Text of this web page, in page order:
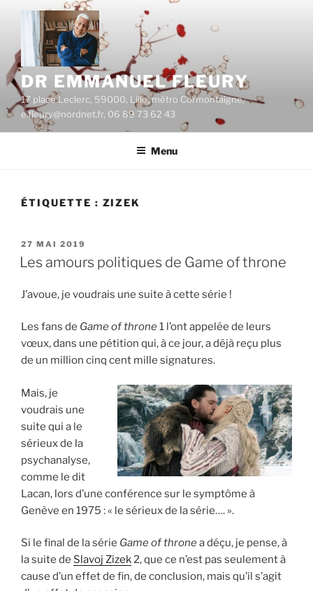
Aller
contenu
principal
DR EMMANUEL FLEURY
17 place Leclerc, 59000, Lille, métro Cormontaigne,
e.fleury@nordnet.fr, 06 89 73 62 43
Menu
ÉTIQUETTE : ZIZEK
PUBLIÉ
LE
27 MAI 2019
Les amours politiques de Game of throne
J’avoue, je voudrais une suite à cette série !
Les fans de Game of throne1 l’ont appelée de leurs
vœux, dans une pétition qui, à ce jour, a déjà reçu plus
de un million cinq cent mille signatures.
Mais, je
voudrais une
suite qui a le
sérieux de la
psychanalyse,
comme le dit
Lacan, lors d’une conférence sur le symptôme à
Genève en 1975 : « le sérieux de la série…. ».
Si le final de la série Game of thronea déçu, je pense, à
la suite de Slavoj Zizek2, que ce n’est pas seulement à
cause d’un effet de fin, de conclusion, mais qu’il s’agit